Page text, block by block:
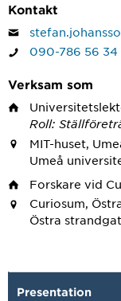
Kontakt
090-786 56 34
Verksam som
Roll:
MIT-huset,
Umeå
Forskare vid
Curiosum,
Östra
Presentation